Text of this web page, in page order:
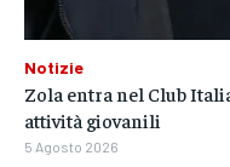
Notizie
Zola entra nel Club
attività giovanili
5 Agosto 2026